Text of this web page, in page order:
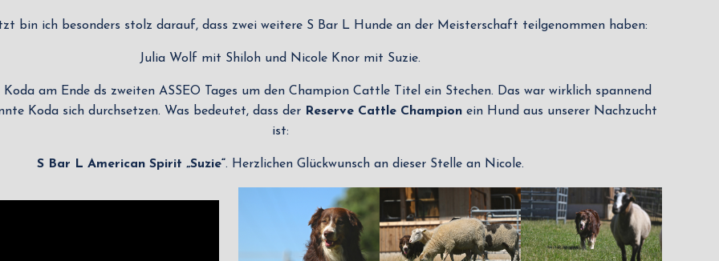
bin ich besonders stolz darauf, dass zwei weitere S Bar L Hunde an der Meisterschaft teilgenommen haben:
Julia Wolf mit Shiloh und Nicole Knor mit Suzie.
am Ende ds zweiten ASSEO Tages um den Champion Cattle Titel ein Stechen. Das war wirklich spannend
Koda sich durchsetzen. Was bedeutet, dass der Reserve Cattle Champion ein Hund aus unserer Nachzucht
ist:
S Bar L American Spirit „Suzie“. Herzlichen Glückwunsch an dieser Stelle an Nicole.